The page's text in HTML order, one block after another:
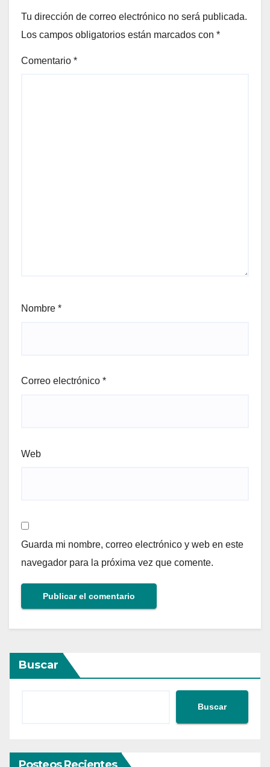
Tu dirección de correo electrónico no será publicada.
Los campos obligatorios están marcados con *
Comentario *
Nombre *
Correo electrónico *
Web
Guarda mi nombre, correo electrónico y web en este
navegador para la próxima vez que comente.
Buscar
Buscar